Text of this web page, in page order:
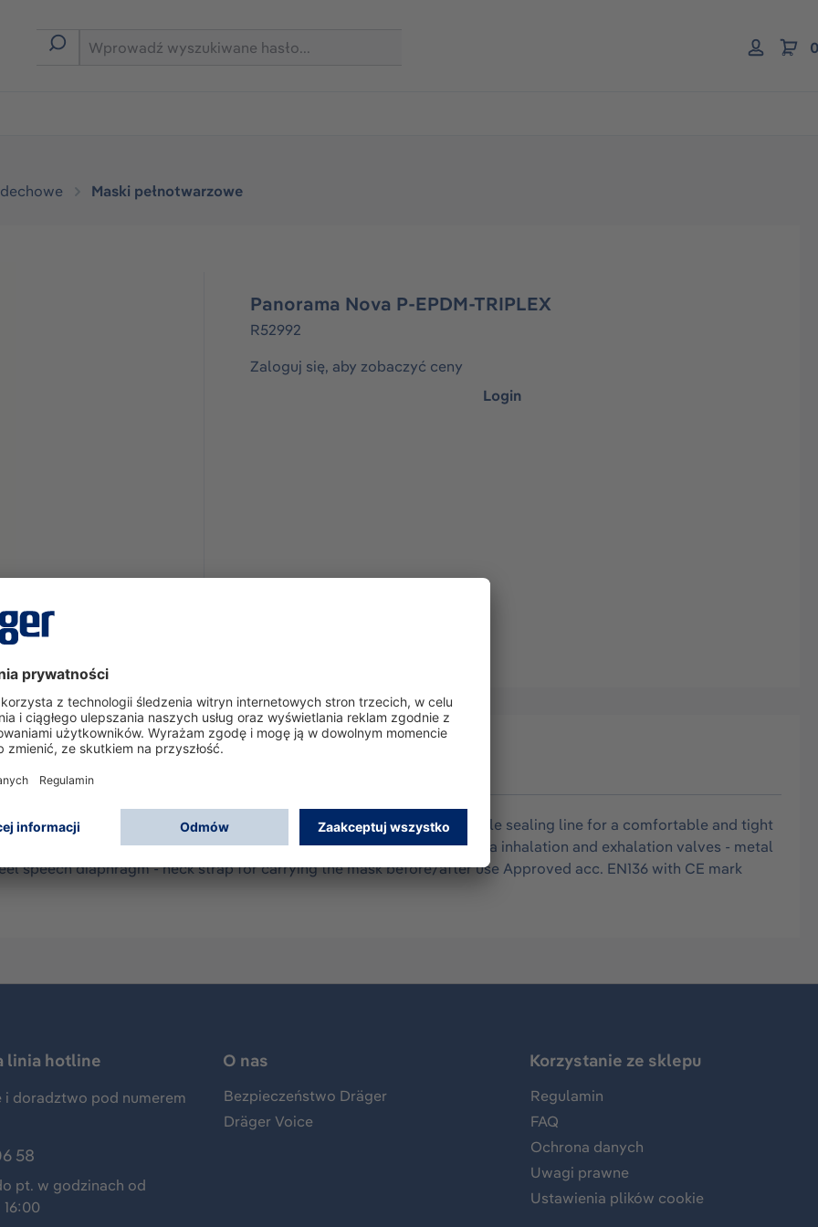
Maski pełnotwarzowe
Panorama Nova P-EPDM-TRIPLEX
R52992
Zaloguj się, aby zobaczyć ceny
Login
made of skin friendly, durable EPDM - double sealing frame and triple sealing line for a comfortable and tight
safety glass (Triplex) - fog-free thanks to optimal ventilation via inhalation and exhalation valves - metal
speech diaphragm - neck strap for carrying the mask before/after use Approved acc. EN136 with CE mark
linia hotline
i doradztwo pod numerem
58
pt. w godzinach od
O nas
Bezpieczeństwo Dräger
Dräger Voice
Korzystanie ze sklepu
Regulamin
FAQ
Ochrona danych
Uwagi prawne
Ustawienia plików cookie